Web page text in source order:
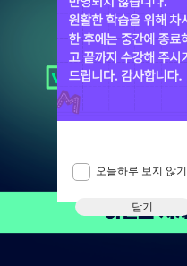
오늘하루 보지 않기
닫기